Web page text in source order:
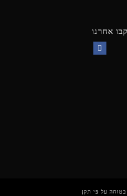
אחרנו
בטוחה על פי תקן